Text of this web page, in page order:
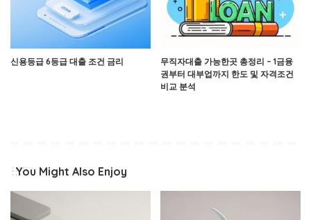
신용등급 6등급 대출 조건 금리
무직자대출 가능한곳 총정리 – 1금융
권부터 대부업까지 한도 및 자격조건
비교 분석
You Might Also Enjoy